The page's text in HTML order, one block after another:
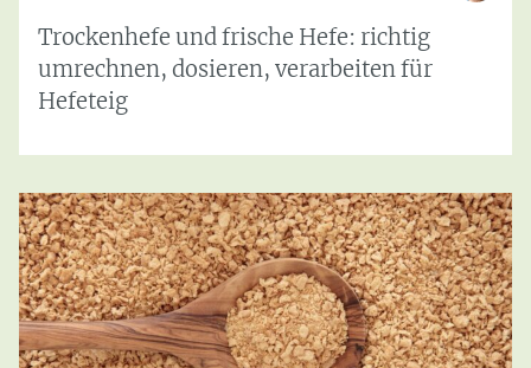
Trockenhefe und frische Hefe: richtig
umrechnen, dosieren, verarbeiten für
Hefeteig